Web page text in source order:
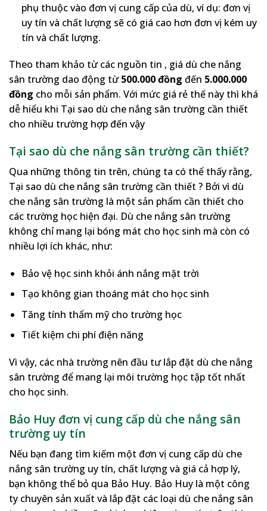
phụ thuộc vào đơn vị cung cấp của dù, ví dụ: đơn vị
uy tín và chất lượng sẽ có giá cao hơn đơn vị kém uy
tín và chất lượng.
Theo tham khảo từ các nguồn tin , giá dù che nắng
sân trường dao động từ500.000 đồng đến 5.000.000
đồng cho mỗi sản phẩm. Với mức giá rẻ thế này thì khá
dễ hiểu khi Tại sao dù che nắng sân trường cần thiết
cho nhiều trường hợp đến vậy
Tại sao dù che nắng sân trường cần thiết?
Qua những thông tin trên, chúng ta có thể thấy rằng,
Tại sao dù che nắng sân trường cần thiết ? Bởi vì dù
che nắng sân trường là một sản phẩm cần thiết cho
các trường học hiện đại. Dù che nắng sân trường
không chỉ mang lại bóng mát cho học sinh mà còn có
nhiều lợi ích khác, như:
Bảo vệ học sinh khỏi ánh nắng mặt trời
Tạo không gian thoáng mát cho học sinh
Tăng tính thẩm mỹ cho trường học
Tiết kiệm chi phí điện năng
Vì vậy, các nhà trường nên đầu tư lắp đặt dù che nắng
sân trường để mang lại môi trường học tập tốt nhất
cho học sinh.
Bảo Huy đơn vị cung cấp dù che nắng sân
trường uy tín
Nếu bạn đang tìm kiếm một đơn vị cung cấp dù che
nắng sân trường uy tín, chất lượng và giá cả hợp lý,
bạn không thể bỏ qua Bảo Huy. Bảo Huy là một công
ty chuyên sản xuất và lắp đặt các loại dù che nắng sân